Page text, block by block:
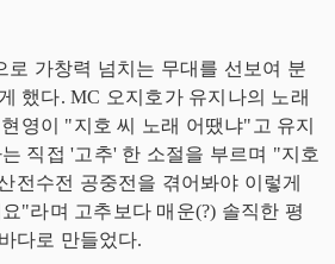
로 가창력 넘치는 무대를 선보여 분
했다. MC 오지호가 유지나의 노래
영이 "지호 씨 노래 어땠냐"고 유지
직접 '고추' 한 소절을 부르며 "지호
전수전 공중전을 겪어봐야 이렇게
"라며 고추보다 매운(?) 솔직한 평
다로 만들었다.